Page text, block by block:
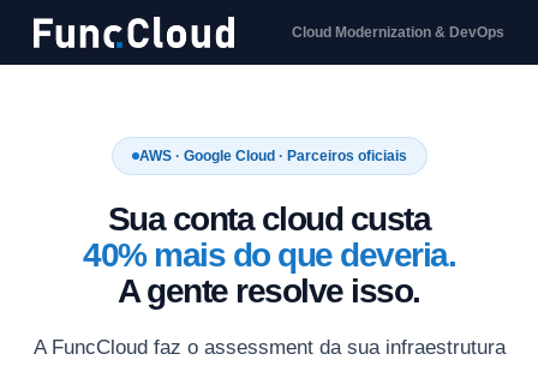
Cloud Modernization & DevOps
AWS · Google Cloud · Parceiros oficiais
Sua conta cloud custa
40% mais do que deveria.
A gente resolve isso.
A FuncCloud faz o assessment da sua infraestrutura